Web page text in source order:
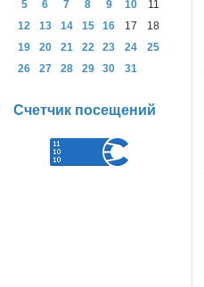
5
6 7 8 9 10
11
12
13 14 15 16 17
18
19
20 21 22 23 24
25
26
27 28 29 30 31
Счетчик посещений